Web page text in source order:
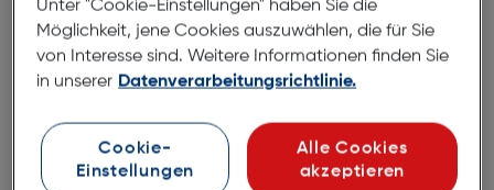
über einen Ethernet-Anschluss mit Ihrem
bestehenden Internetmodem, und Sie haben sofort
eine Internetverbindung aus jeder Steckdose.
600 Adapter einen neuen WLAN-Hotspot in einem
gewünschten Raum erstellen und die WLAN-
Abdeckung in wenigen Minuten erweitern.
Unter "Cookie-Einstellungen" haben Sie die
Möglichkeit, jene Cookies auszuwählen, die für Sie
von Interesse sind. Weitere Informationen finden Sie
in unserer Datenverarbeitungsrichtlinie.
Cookie-
Einstellungen
Alle Cookies
akzeptieren